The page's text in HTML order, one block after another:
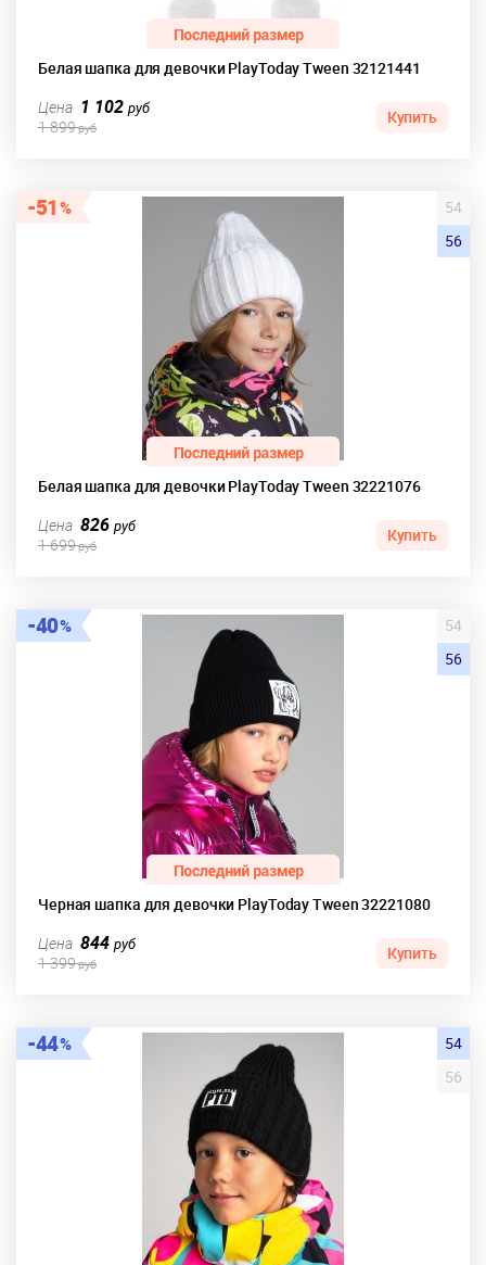
Белая шапка для девочки PlayToday Tween 32121441
Цена 1 102 руб
1 899руб
Купить
51
Белая шапка для девочки PlayToday Tween 32221076
54
56
Цена 826руб
1 699руб
Купить
40
Черная шапка для девочки PlayToday Tween 32221080
54
56
Цена 844руб
1 399руб
Купить
44
54
56